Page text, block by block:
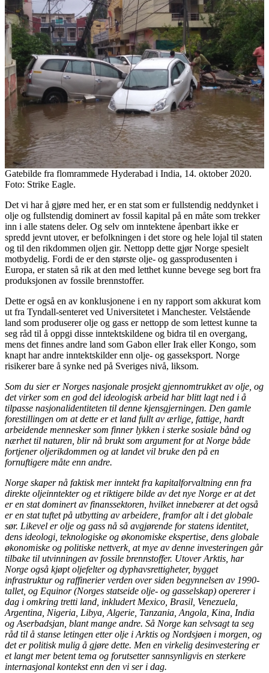
Gatebilde fra flomrammede Hyderabad i India, 14. oktober 2020.
Foto: Strike Eagle.
Det vi har å gjøre med her, er en stat som er fullstendig neddynket i
olje og fullstendig dominert av fossil kapital på en måte som trekker
inn i alle statens deler. Og selv om inntektene åpenbart ikke er
spredd jevnt utover, er befolkningen i det store og hele lojal til staten
og til den rikdommen oljen gir. Nettopp dette gjør Norge spesielt
motbydelig. Fordi de er den største olje- og gassprodusenten i
Europa, er staten så rik at den med letthet kunne bevege seg bort fra
produksjonen av fossile brennstoffer.
Dette er også en av konklusjonene i en ny rapport som akkurat kom
ut fra Tyndall-senteret ved Universitetet i Manchester. Velstående
land som produserer olje og gass er nettopp de som lettest kunne ta
seg råd til å oppgi disse inntektskildene og bidra til en overgang,
mens det finnes andre land som Gabon eller Irak eller Kongo, som
knapt har andre inntektskilder enn olje- og gasseksport. Norge
risikerer bare å synke ned på Sveriges nivå, liksom.
Som du sier er Norges nasjonale prosjekt gjennomtrukket av olje, og
det virker som en god del ideologisk arbeid har blitt lagt ned i å
tilpasse nasjonalidentiteten til denne kjensgjerningen. Den gamle
forestillingen om at dette er et land fullt av ærlige, fattige, hardt
arbeidende mennesker som finner lykken i sterke sosiale bånd og
nærhet til naturen, blir nå brukt som argument for at Norge både
fortjener oljerikdommen og at landet vil bruke den på en
fornuftigere måte enn andre.
Norge skaper nå faktisk mer inntekt fra kapitalforvaltning enn fra
direkte oljeinntekter og et riktigere bilde av det nye Norge er at det
er en stat dominert av finanssektoren, hvilket innebærer at det også
er en stat tuftet på utbytting av arbeidere, framfor alt i det globale
sør. Likevel er olje og gass nå så avgjørende for statens identitet,
dens ideologi, teknologiske og økonomiske ekspertise, dens globale
økonomiske og politiske nettverk, at mye av denne investeringen går
tilbake til utvinningen av fossile brennstoffer. Utover Arktis, har
Norge også kjøpt oljefelter og dyphavsrettigheter, bygget
infrastruktur og raffinerier verden over siden begynnelsen av 1990-
tallet, og Equinor (Norges statseide olje- og gasselskap) opererer i
dag i omkring tretti land, inkludert Mexico, Brasil, Venezuela,
Argentina, Nigeria, Libya, Algerie, Tanzania, Angola, Kina, India
og Aserbadsjan, blant mange andre. Så Norge kan selvsagt ta seg
råd til å stanse letingen etter olje i Arktis og Nordsjøen i morgen, og
det er politisk mulig å gjøre dette. Men en virkelig desinvestering er
et langt mer betent tema og forutsetter sannsynligvis en sterkere
internasjonal kontekst enn den vi ser i dag.